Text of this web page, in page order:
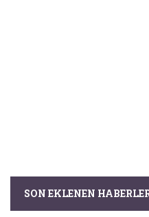
SON EKLENEN